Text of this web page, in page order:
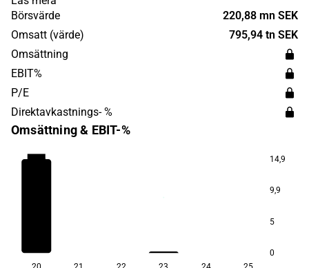
Bolaget grundades år 2011 och har sitt huvudkontor i
Mölndal.
Börsvärde
220,88 mn SEK
Omsatt (värde)
795,94 tn SEK
Omsättning
EBIT%
P/E
Direktavkastnings- %
Omsättning & EBIT-%
14,9
9,9
5
0
−43,6